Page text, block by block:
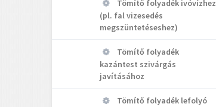
Tömítő folyadék ivóvízhez
(pl. fal vizesedés
megszüntetéseshez)
Tömítő folyadék
kazántest szivárgás
javításához
Tömítő folyadék lefolyó